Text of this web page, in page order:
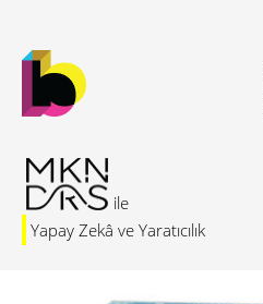
Yapay Zekâ ve Yaratıcılık